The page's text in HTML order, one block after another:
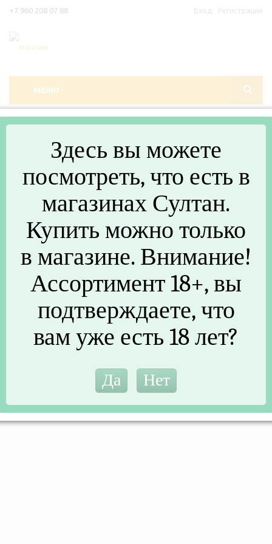
+7 960 208 07 88
МЕНЮ
Главная - Каталог
Angry Vape
К сожалению, раздел пуст
В данный момент нет активных
товаров
+7 960 208 07 88
2026 © Интернет витрина "Султан"
Здесь вы можете
посмотреть, что есть в
магазинах Султан.
Купить можно только
в магазине. Внимание!
Ассортимент 18+, вы
подтверждаете, что
вам уже есть 18 лет?